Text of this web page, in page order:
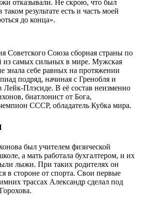
отказывали. Не скрою, что был
результате есть и часть моей
до конца».
Советского Союза сборная страны по
из самых сильных в мире. Мужская
знала себе равных на протяжении
подряд, начиная с Гренобля и
Лейк-Плэсиде. В её состав неизменно
биатлонист от Бога,
СССР, обладатель Кубка мира.
был учителем физической
а мать работала бухгалтером, и их
лыжи. При таких родителях он
в стороне от спорта. Свои первые
трассах Александр сделал под